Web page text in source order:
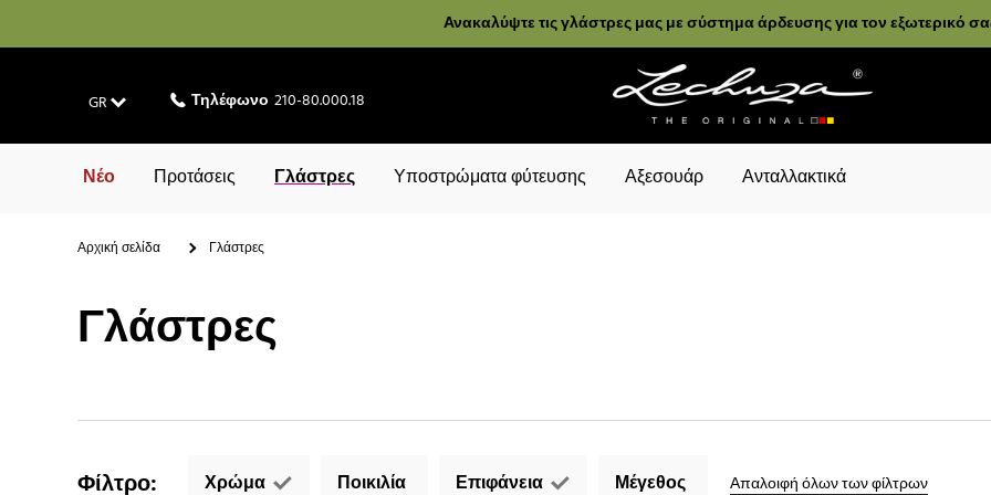
Ανακαλύψτε τις γλάστρες μας με σύστημα άρδευσης για τον εξωτερικό
GR Τηλέφωνο 210-80.000.18
Νέο Προτάσεις Γλάστρες Υποστρώματα φύτευσης Αξεσουάρ Ανταλλακτικά
Αρχική σελίδα Γλάστρες
Γλάστρες
Φίλτρο: Χρώμα Ποικιλία Επιφάνεια Μέγεθος Απαλοιφή όλων των φίλτρων